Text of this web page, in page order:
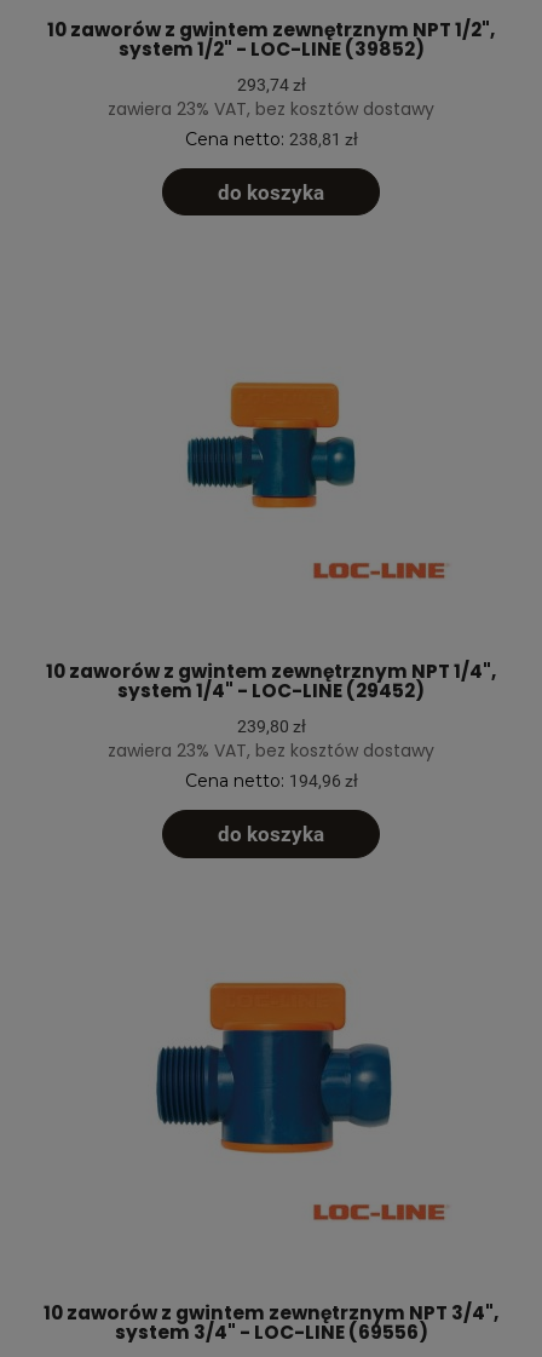
10 zaworów z gwintem zewnętrznym NPT 1/2",
system 1/2" - LOC-LINE (39852)
293,74 zł
zawiera 23% VAT, bez kosztów dostawy
Cena netto: 238,81 zł
do koszyka
10 zaworów z gwintem zewnętrznym NPT 1/4",
system 1/4" - LOC-LINE (29452)
239,80 zł
zawiera 23% VAT, bez kosztów dostawy
Cena netto: 194,96 zł
do koszyka
10 zaworów z gwintem zewnętrznym NPT 3/4",
system 3/4" - LOC-LINE (69556)